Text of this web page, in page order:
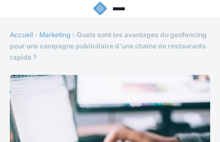
Accueil › Marketing › Quels sont les avantages du geofencing
pour une campagne publicitaire d'une chaîne de restaurants
rapide ?